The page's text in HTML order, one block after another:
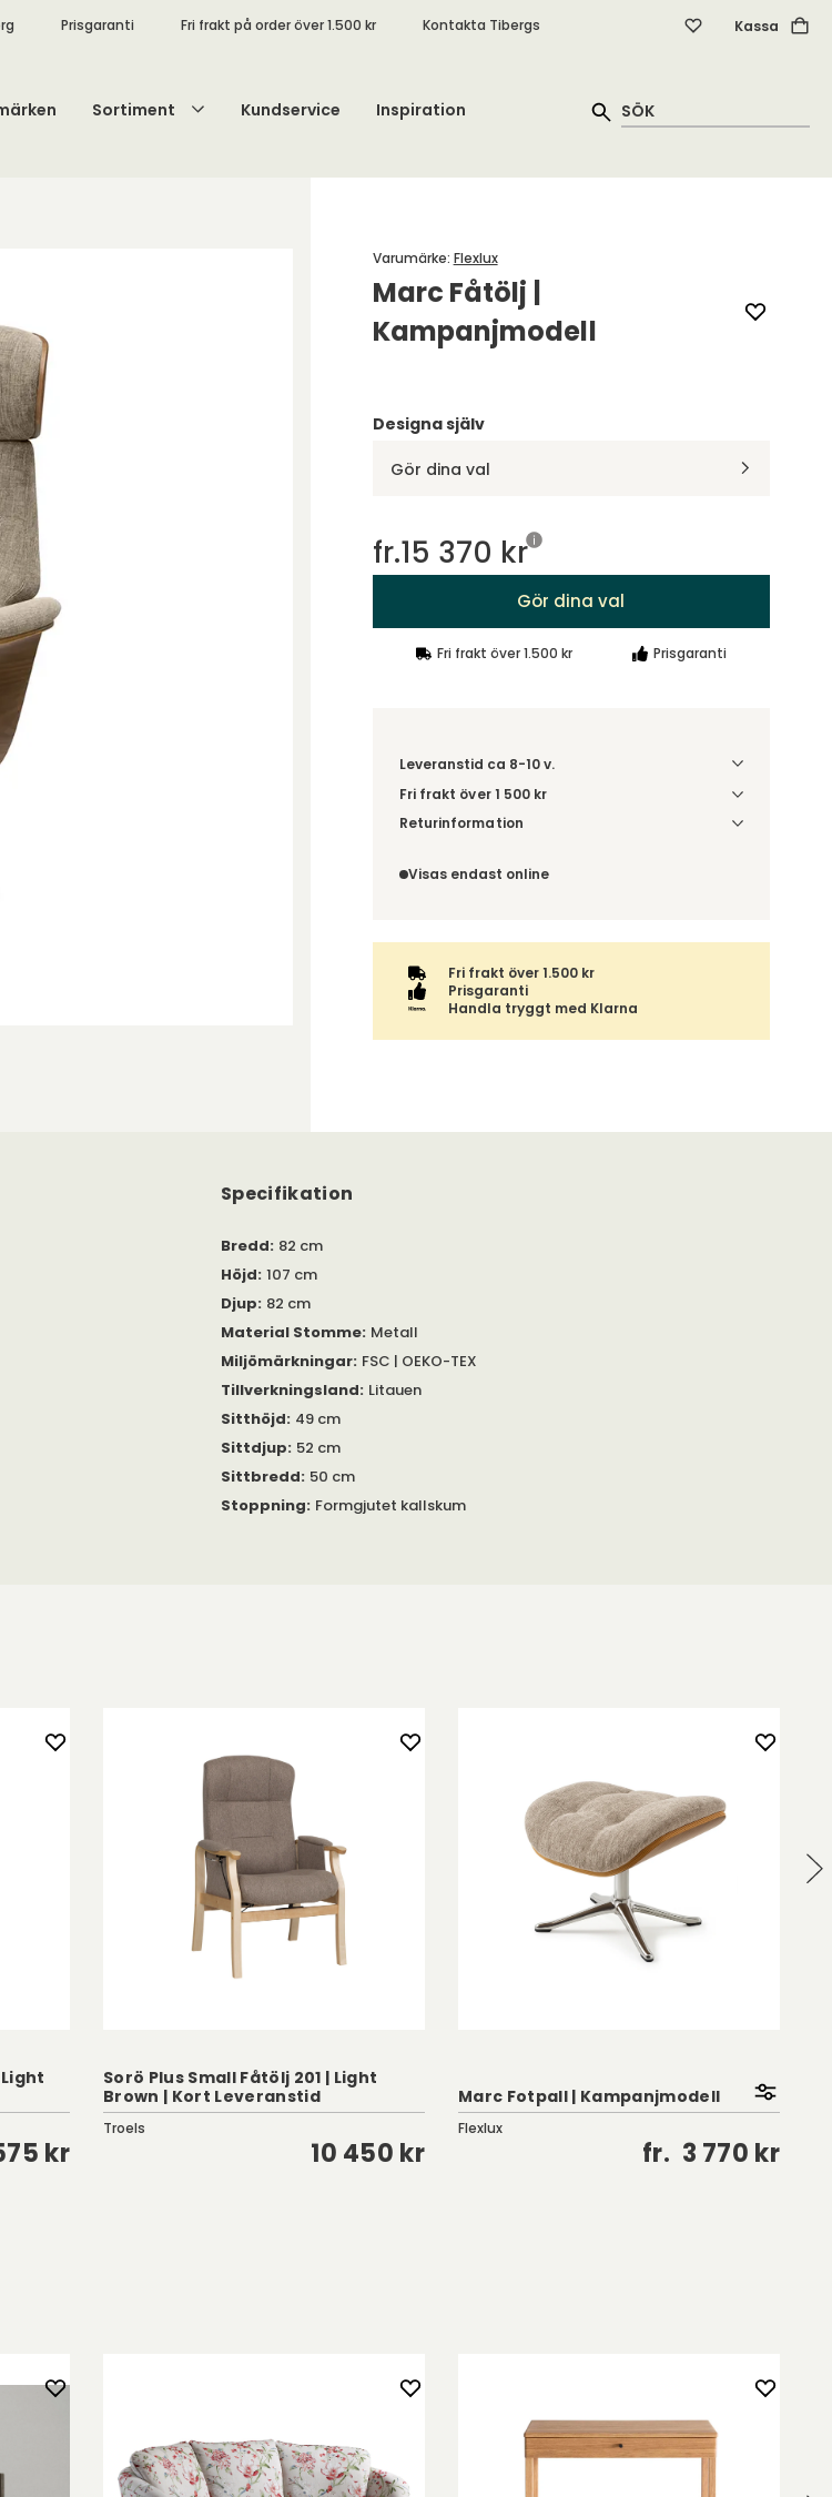
Prisgaranti Fri frakt på order över 1.500 kr Kontakta Tibergs Kassa
Sortiment Kundservice Inspiration
Marc Fåtölj |
Kampanjmodell
Varumärke: Flexlux
Designa själv
Gör dina val
fr.15 370 kr
Gör dina val
Fri frakt över 1.500 kr Prisgaranti
Leveranstid ca 8-10 v.
Fri frakt över 1 500 kr
Välj utförande via 'Gör dina val' för
Returinformation
omfattas därför inte av ångerrätten.
Visas endast online
Fri frakt över 1.500 kr
Prisgaranti
Handla tryggt med Klarna
Specifikation
Bredd: 82 cm
Höjd: 107 cm
Djup: 82 cm
Material Stomme: Metall
Miljömärkningar: FSC | OEKO-TEX
Tillverkningsland: Litauen
Sitthöjd: 49 cm
Sittdjup: 52 cm
Sittbredd: 50 cm
Stoppning: Formgjutet kallskum
kr
Sorö Plus Small Fåtölj 201 | Light
Brown | Kort Leveranstid
Troels
10 450 kr
Marc Fotpall | Kampanjmodell
Flexlux
fr. 3 770 kr